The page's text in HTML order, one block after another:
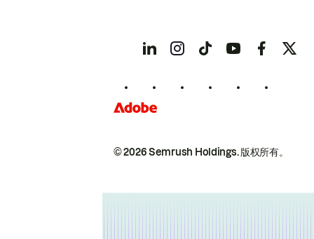
© 2026 Semrush Holdings.版权所有。